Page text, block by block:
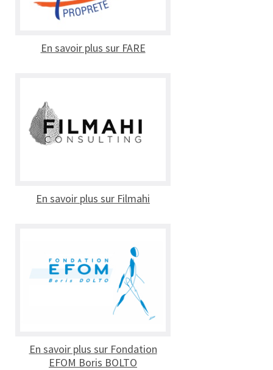
En savoir plus sur FARE
En savoir plus sur Filmahi
En savoir plus sur Fondation
EFOM Boris BOLTO